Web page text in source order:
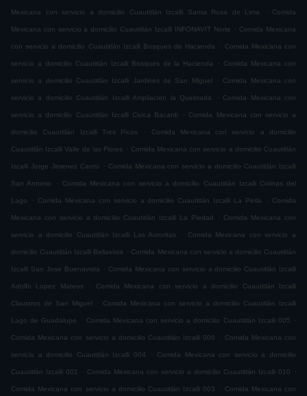
Mexicana con servicio a domicilio Cuautitlán Izcalli Santa Rosa de Lima . Comida
Mexicana con servicio a domicilio Cuautitlán Izcalli INFONAVIT Norte . Comida Mexicana
con servicio a domicilio Cuautitlán Izcalli Bosques de Hacienda . Comida Mexicana con
servicio a domicilio Cuautitlán Izcalli Bosques de la Hacienda . Comida Mexicana con
servicio a domicilio Cuautitlán Izcalli Jardines de San Miguel . Comida Mexicana con
servicio a domicilio Cuautitlán Izcalli Ampliacion la Quebrada . Comida Mexicana con
servicio a domicilio Cuautitlán Izcalli Civica Bacardi . Comida Mexicana con servicio a
domicilio Cuautitlán Izcalli Tres Picos . Comida Mexicana con servicio a domicilio
Cuautitlán Izcalli Valle de las Flores . Comida Mexicana con servicio a domicilio Cuautitlán
Izcalli Jorge Jimenez Cantu . Comida Mexicana con servicio a domicilio Cuautitlán Izcalli
San Antonio . Comida Mexicana con servicio a domicilio Cuautitlán Izcalli Colinas del
Lago . Comida Mexicana con servicio a domicilio Cuautitlán Izcalli La Perla . Comida
Mexicana con servicio a domicilio Cuautitlán Izcalli La Piedad . Comida Mexicana con
servicio a domicilio Cuautitlán Izcalli Las Auroritas . Comida Mexicana con servicio a
domicilio Cuautitlán Izcalli Bellavista . Comida Mexicana con servicio a domicilio Cuautitlán
Izcalli San Jose Buenavista . Comida Mexicana con servicio a domicilio Cuautitlán Izcalli
Adolfo Lopez Mateos . Comida Mexicana con servicio a domicilio Cuautitlán Izcalli
Claustros de San Miguel . Comida Mexicana con servicio a domicilio Cuautitlán Izcalli
Lago de Guadalupe . Comida Mexicana con servicio a domicilio Cuautitlán Izcalli 005 .
Comida Mexicana con servicio a domicilio Cuautitlán Izcalli 006 . Comida Mexicana con
servicio a domicilio Cuautitlán Izcalli 004 . Comida Mexicana con servicio a domicilio
Cuautitlán Izcalli 001 . Comida Mexicana con servicio a domicilio Cuautitlán Izcalli 010 .
Comida Mexicana con servicio a domicilio Cuautitlán Izcalli 003 . Comida Mexicana con